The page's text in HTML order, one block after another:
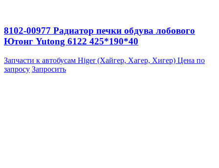
8102-00977 Радиатор печки обдува лобового
Ютонг Yutong 6122 425*190*40
Запчасти к автобусам Higer (Хайгер, Хагер, Хигер) Цена по
запросу Запросить